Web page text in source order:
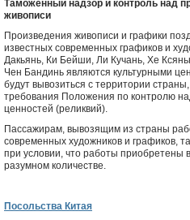
Таможенный надзор и контроль над
живописи
Произведения живописи и графики
известных современных графиков и
Дакьянь, Ки Бейши, Ли Кучань, Хе
Чен Бандинь являются культурными
будут вывозиться с территории
требования Положения по контролю
ценностей (реликвий).
Пассажирам, вывозящим из страны
современных художников и графиков,
при условии, что работы приобретены
разумном количестве.
Посольства Китая